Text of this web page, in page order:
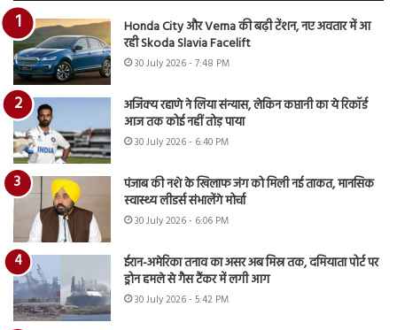
Honda City और Verna की बढ़ी टेंशन, नए अवतार में आ
रही Skoda Slavia Facelift
30 July 2026 - 7:48 PM
अजिंक्य रहाणे ने लिया संन्यास, लेकिन कप्तानी का ये रिकॉर्ड
आज तक कोई नहीं तोड़ पाया
30 July 2026 - 6:40 PM
पंजाब की नशे के खिलाफ जंग को मिली नई ताकत, मानसिक
स्वास्थ्य लीडर्स संभालेंगे मोर्चा
30 July 2026 - 6:06 PM
ईरान-अमेरिका तनाव का असर अब मिस्र तक, दमियाता पोर्ट पर
ड्रोन हमले से गैस टैंकर में लगी आग
30 July 2026 - 5:42 PM